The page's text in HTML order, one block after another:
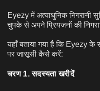
Eyezy में अत्याधुनिक निगरानी
चुपके से अपने प्रियजनों की
यहाँ बताया गया है कि Eyezy के
पर जासूसी कैसे करें:
चरण 1. सदस्यता खरीदें